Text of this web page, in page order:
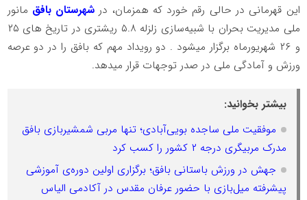
این قهرمانی در حالی رقم خورد که همزمان، در شهرستان بافق مانور
ملی مدیریت بحران با شبیه‌سازی زلزله ۵.۸ ریشتری در تاریخ های ۲۵
و ۲۶ شهریورماه برگزار میشود . دو رویداد مهم که بافق را در دو عرصه
ورزش و آمادگی ملی در صدر توجهات قرار میدهد.
بیشتر بخوانید:
موفقیت ملی ساجده بویی‌آبادی؛ تنها مربی شمشیربازی بافق
مدرک مربیگری درجه ۲ کشور را کسب کرد
جهش در ورزش باستانی بافق؛ برگزاری اولین دوره‌ی آموزشی
پیشرفته میل‌بازی با حضور عرفان مقدس در آکادمی الیاس